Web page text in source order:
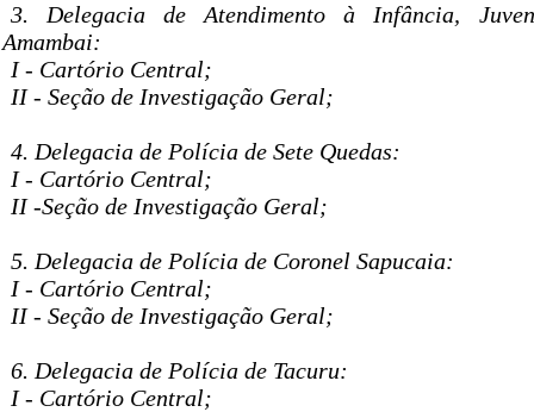
3. Delegacia de Atendimento à Infância,
Amambai:
I - Cartório Central;
II - Seção de Investigação Geral;
4. Delegacia de Polícia de Sete Quedas:
I - Cartório Central;
II -Seção de Investigação Geral;
5. Delegacia de Polícia de Coronel Sapucaia:
I - Cartório Central;
II - Seção de Investigação Geral;
6. Delegacia de Polícia de Tacuru:
I - Cartório Central;